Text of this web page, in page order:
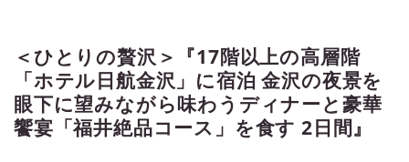
す。ツアー・旅行のお申込ならクラ
ブツーリズム。
＜ひとりの贅沢＞『17階以上の高層階
「ホテル日航金沢」に宿泊 金沢の夜景を
眼下に望みながら味わうディナーと豪華
饗宴「福井絶品コース」を食す 2日間』